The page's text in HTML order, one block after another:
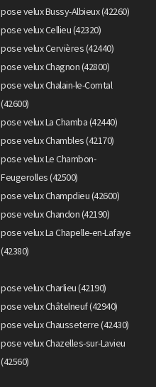
pose velux Bussy-Albieux (42260)
pose velux Cellieu (42320)
pose velux Cervières (42440)
pose velux Chagnon (42800)
pose velux Chalain-le-Comtal
(42600)
pose velux La Chamba (42440)
pose velux Chambles (42170)
pose velux Le Chambon-
Feugerolles (42500)
pose velux Champdieu (42600)
pose velux Chandon (42190)
pose velux La Chapelle-en-Lafaye
(42380)
pose velux Charlieu (42190)
pose velux Châtelneuf (42940)
pose velux Chausseterre (42430)
pose velux Chazelles-sur-Lavieu
(42560)